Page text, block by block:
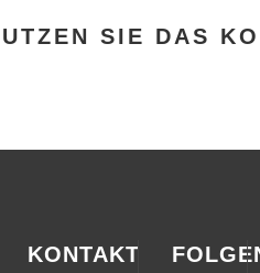
SIE DAS
KONTAKT